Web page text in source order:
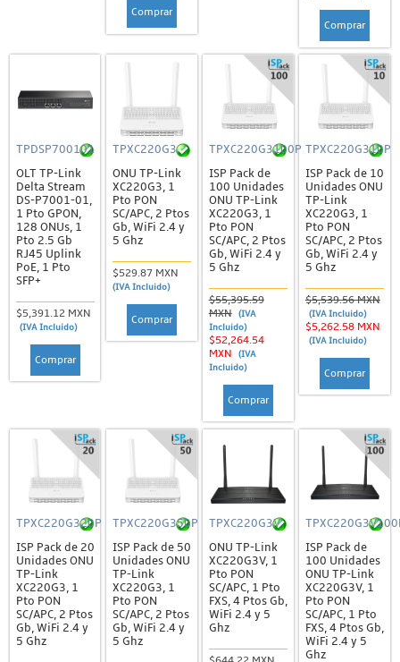
Comprar
Comprar
TPDSP700101
OLT TP-Link
Delta Stream
DS-P7001-01,
1 Pto GPON,
128 ONUs, 1
Pto 2.5 Gb
RJ45 Uplink
PoE, 1 Pto
SFP+
$5,391.12 MXN
(IVA Incluido)
Comprar
TPXC220G3
ONU TP-Link
XC220G3, 1
Pto PON
SC/APC, 2 Ptos
Gb, WiFi 2.4 y
5 Ghz
$529.87 MXN
(IVA Incluido)
Comprar
TPXC220G3100P
ISP Pack de
100 Unidades
ONU TP-Link
XC220G3, 1
Pto PON
SC/APC, 2 Ptos
Gb, WiFi 2.4 y
5 Ghz
$55,395.59
MXN
(IVA
Incluido)
$52,264.54
MXN
(IVA
Incluido)
Comprar
TPXC220G310P
ISP Pack de 10
Unidades ONU
TP-Link
XC220G3, 1
Pto PON
SC/APC, 2 Ptos
Gb, WiFi 2.4 y
5 Ghz
$5,539.56 MXN
(IVA Incluido)
$5,262.58 MXN
(IVA Incluido)
Comprar
TPXC220G320P
ISP Pack de 20
Unidades ONU
TP-Link
XC220G3, 1
Pto PON
SC/APC, 2 Ptos
Gb, WiFi 2.4 y
5 Ghz
TPXC220G350P
ISP Pack de 50
Unidades ONU
TP-Link
XC220G3, 1
Pto PON
SC/APC, 2 Ptos
Gb, WiFi 2.4 y
5 Ghz
TPXC220G3V
ONU TP-Link
XC220G3V, 1
Pto PON
SC/APC, 1 Pto
FXS, 4 Ptos Gb,
WiFi 2.4 y 5
Ghz
ISP Pack de
100 Unidades
ONU TP-Link
XC220G3V, 1
Pto PON
SC/APC, 1 Pto
FXS, 4 Ptos Gb,
WiFi 2.4 y 5
Ghz